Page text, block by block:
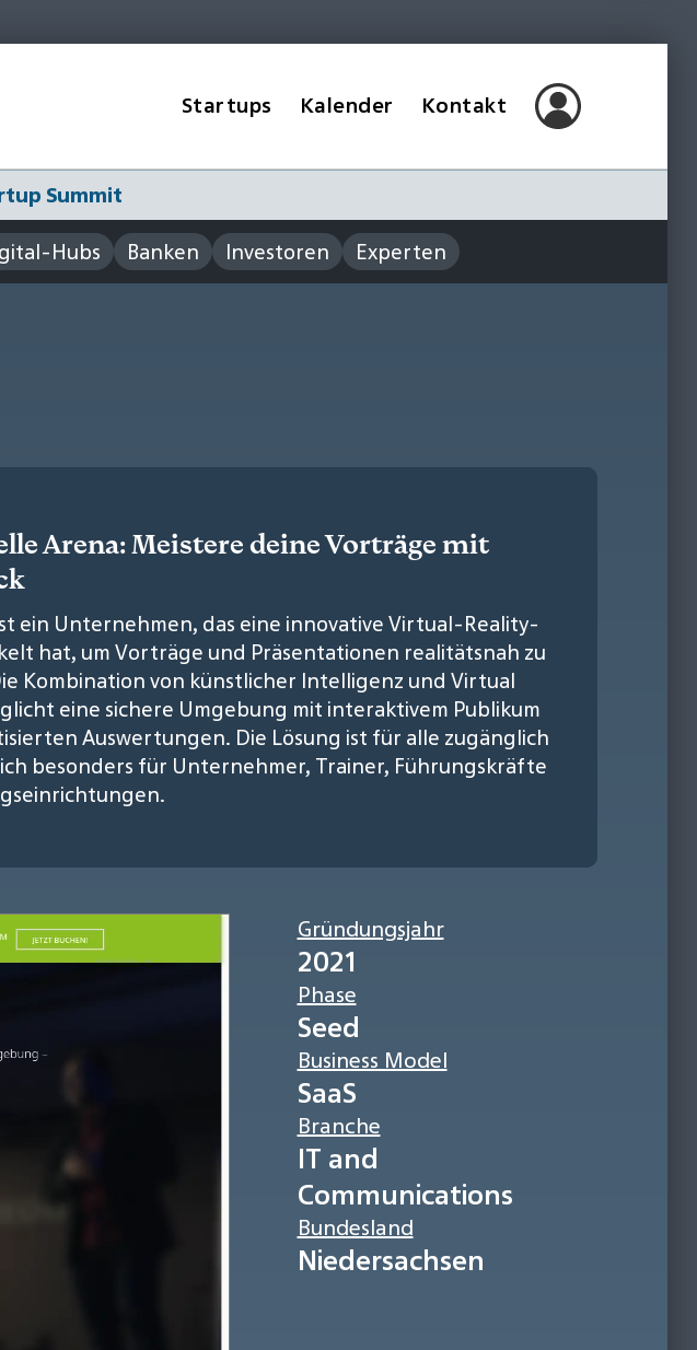
Startups Kalender Kontakt
Summit
Hubs Banken Investoren Experten
Arena: Meistere deine Vorträge mit
ein Unternehmen, das eine innovative Virtual-Reality-
hat, um Vorträge und Präsentationen realitätsnah zu
Kombination von künstlicher Intelligenz und Virtual
eine sichere Umgebung mit interaktivem Publikum
Auswertungen. Die Lösung ist für alle zugänglich
besonders für Unternehmer, Trainer, Führungskräfte
Gründungsjahr
2021
Phase
Seed
Business Model
SaaS
Branche
IT and
Communications
Bundesland
Niedersachsen